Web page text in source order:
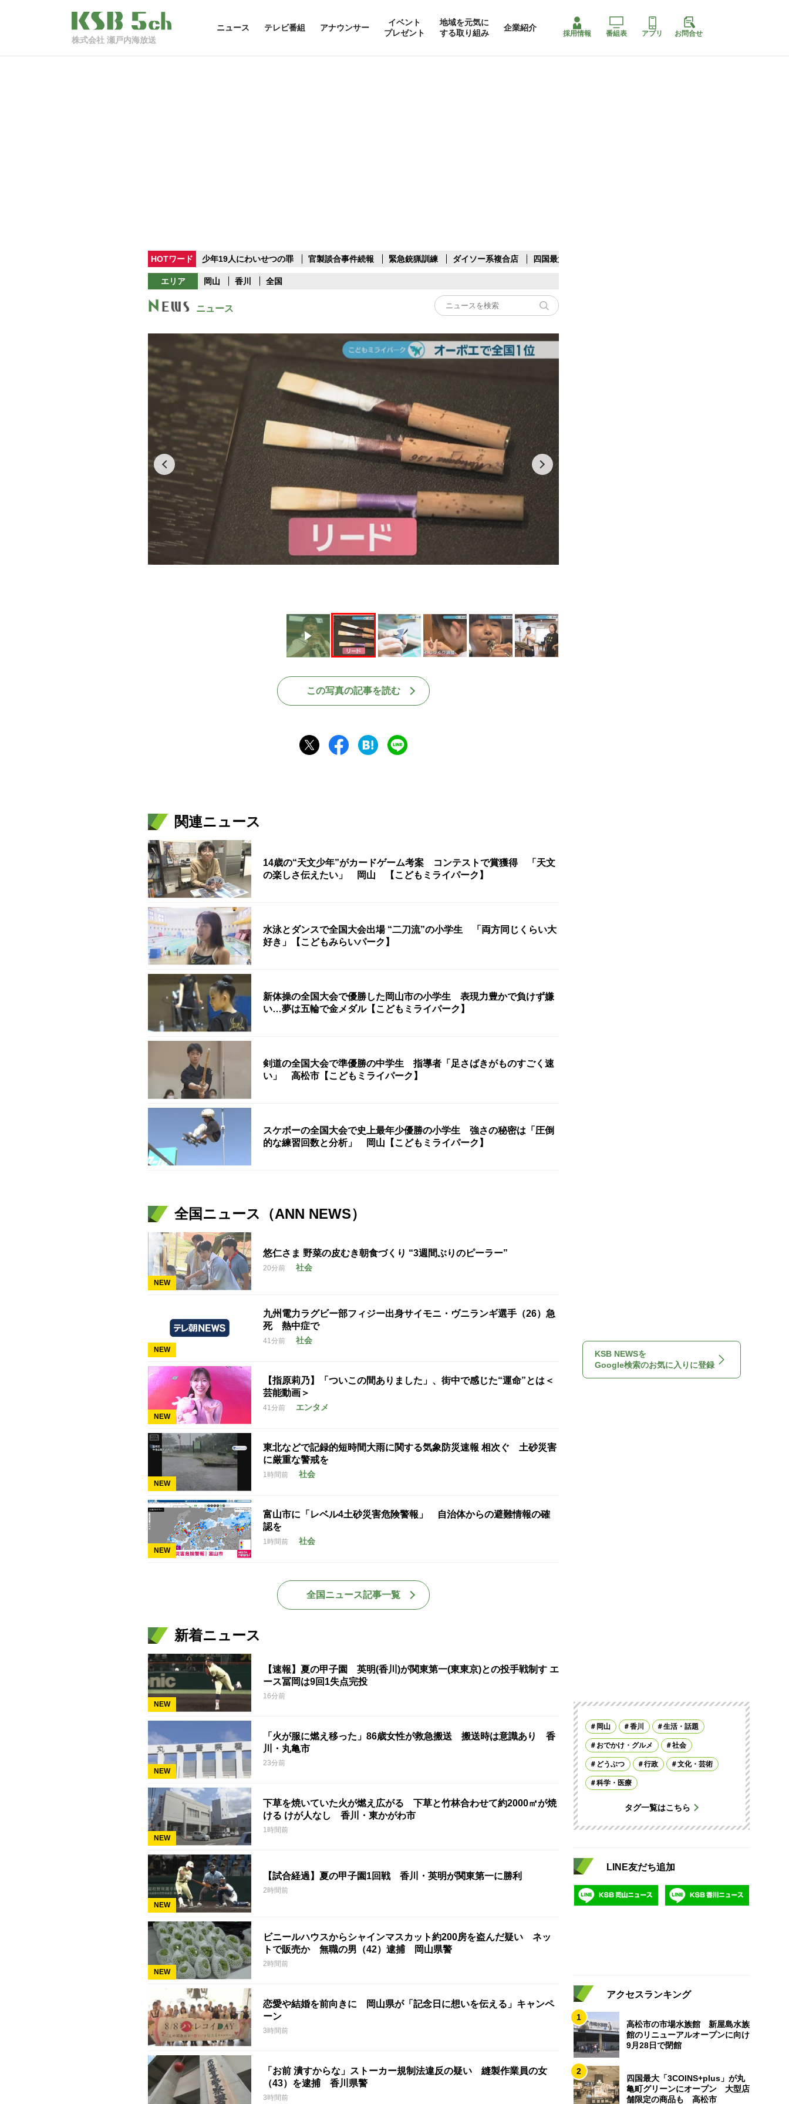
株式会社 瀬戸内海放送
ニュース テレビ番組 アナウンサー
イベント
プレゼント
地域を元気に
する取り組み
企業紹介
採用情報 番組表 アプリ お問合せ
HOTワード 少年19人にわいせつの罪 官製談合事件続報 緊急銃猟訓練 ダイソー系複合店 四国最大スリコ
エリア 岡山 香川 全国
ニュース
Play
この写真の記事を読む
関連ニュース
14歳の“天文少年”がカードゲーム考案 コンテストで賞獲得 「天文
の楽しさ伝えたい」 岡山 【こどもミライパーク】
水泳とダンスで全国大会出場 “二刀流”の小学生 「両方同じくらい大
好き」【こどもみらいパーク】
新体操の全国大会で優勝した岡山市の小学生 表現力豊かで負けず嫌
い…夢は五輪で金メダル【こどもミライパーク】
剣道の全国大会で準優勝の中学生 指導者「足さばきがものすごく速
い」 高松市【こどもミライパーク】
スケボーの全国大会で史上最年少優勝の小学生 強さの秘密は「圧倒
的な練習回数と分析」 岡山【こどもミライパーク】
全国ニュース（ANN NEWS）
NEW
悠仁さま 野菜の皮むき朝食づくり “3週間ぶりのピーラー”
20分前 社会
NEW
九州電力ラグビー部フィジー出身サイモニ・ヴニランギ選手（26）急
死 熱中症で
41分前 社会
NEW
【指原莉乃】「ついこの間ありました」、街中で感じた“運命”とは＜
芸能動画＞
41分前 エンタメ
NEW
東北などで記録的短時間大雨に関する気象防災速報 相次ぐ 土砂災害
に厳重な警戒を
1時間前 社会
NEW
富山市に「レベル4土砂災害危険警報」 自治体からの避難情報の確
認を
1時間前 社会
全国ニュース記事一覧
新着ニュース
NEW
【速報】夏の甲子園 英明(香川)が関東第一(東東京)との投手戦制す エ
ース冨岡は9回1失点完投
16分前
NEW
「火が服に燃え移った」86歳女性が救急搬送 搬送時は意識あり 香
川・丸亀市
23分前
NEW
下草を焼いていた火が燃え広がる 下草と竹林合わせて約2000㎡が焼
ける けが人なし 香川・東かがわ市
1時間前
NEW
【試合経過】夏の甲子園1回戦 香川・英明が関東第一に勝利
2時間前
NEW
ビニールハウスからシャインマスカット約200房を盗んだ疑い ネッ
トで販売か 無職の男（42）逮捕 岡山県警
2時間前
恋愛や結婚を前向きに 岡山県が「記念日に想いを伝える」キャンペ
ーン
3時間前
「お前 潰すからな」ストーカー規制法違反の疑い 縫製作業員の女
（43）を逮捕 香川県警
3時間前
KSB NEWSを
Google検索のお気に入りに登録
岡山 香川 生活・話題
おでかけ・グルメ 社会
どうぶつ 行政 文化・芸術
科学・医療
タグ一覧はこちら
LINE友だち追加
アクセスランキング
1
高松市の市場水族館 新屋島水族
館のリニューアルオープンに向け
9月28日で閉館
2
四国最大「3COINS+plus」が丸
亀町グリーンにオープン 大型店
舗限定の商品も 高松市